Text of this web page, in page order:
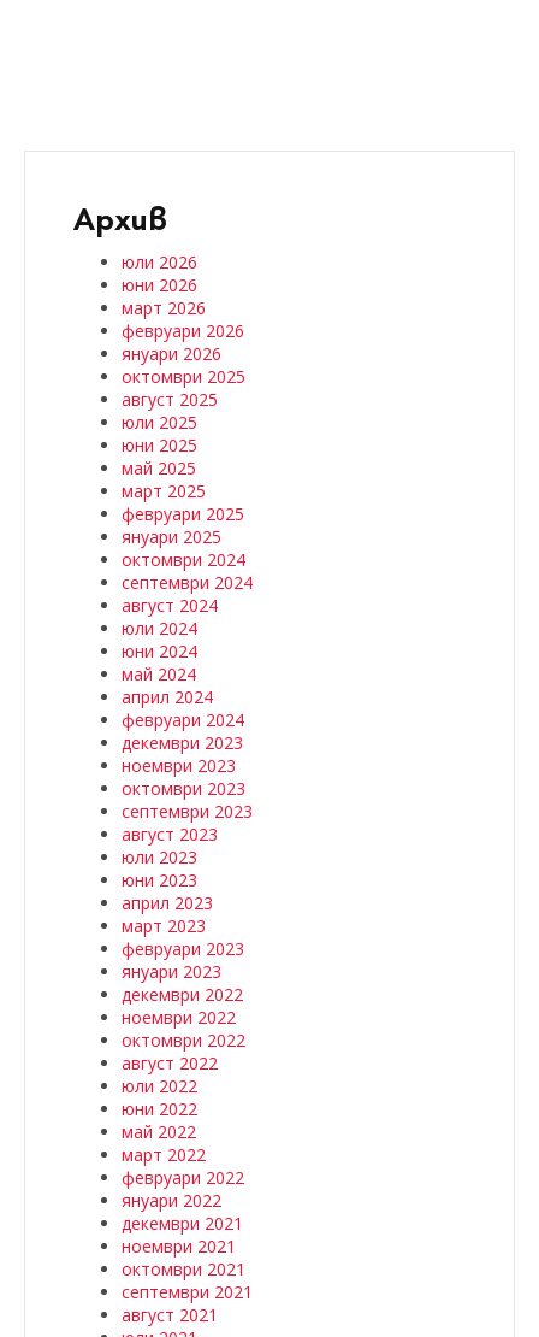
Архив
юли 2026
юни 2026
март 2026
февруари 2026
януари 2026
октомври 2025
август 2025
юли 2025
юни 2025
май 2025
март 2025
февруари 2025
януари 2025
октомври 2024
септември 2024
август 2024
юли 2024
юни 2024
май 2024
април 2024
февруари 2024
декември 2023
ноември 2023
октомври 2023
септември 2023
август 2023
юли 2023
юни 2023
април 2023
март 2023
февруари 2023
януари 2023
декември 2022
ноември 2022
октомври 2022
август 2022
юли 2022
юни 2022
май 2022
март 2022
февруари 2022
януари 2022
декември 2021
ноември 2021
октомври 2021
септември 2021
август 2021